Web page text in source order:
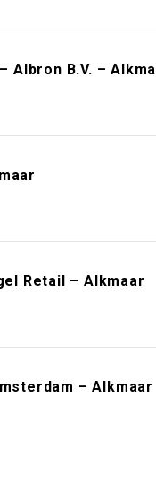
Albron B.V. –
Retail – Alkmaar
– Alkmaar